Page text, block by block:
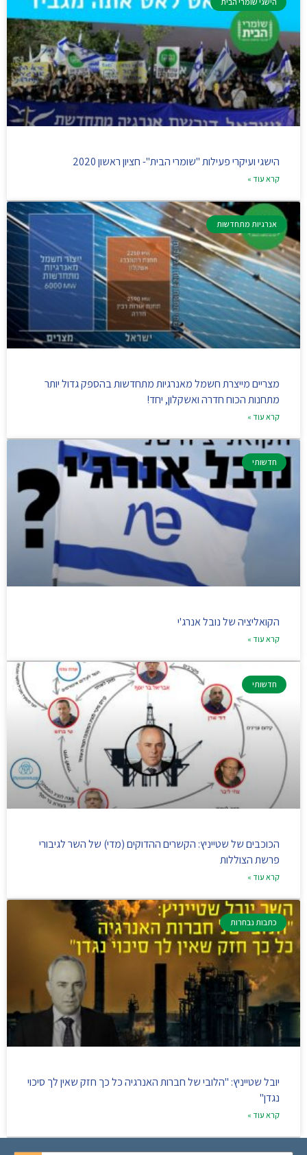
הישגי ועיקרי פעילות "שומרי הבית"- חציון ראשון 2020
קרא עוד »
אנרגיות מתחדשות
מצריים מייצרת חשמל מאנרגיות מתחדשות בהספק גדול יותר
מתחנות הכוח חדרה ואשקלון, יחד!
קרא עוד »
חדשותי
הקואליציה של נובל אנרג'י
קרא עוד »
חדשותי
הכוכבים של שטייניץ: הקשרים ההדוקים (מדי) של השר לגיבורי
פרשת הצוללות
קרא עוד »
כתבות נבחרות
יובל שטייניץ: "הלובי של חברות האנרגיה כל כך חזק שאין לך סיכוי
נגדן"
קרא עוד »